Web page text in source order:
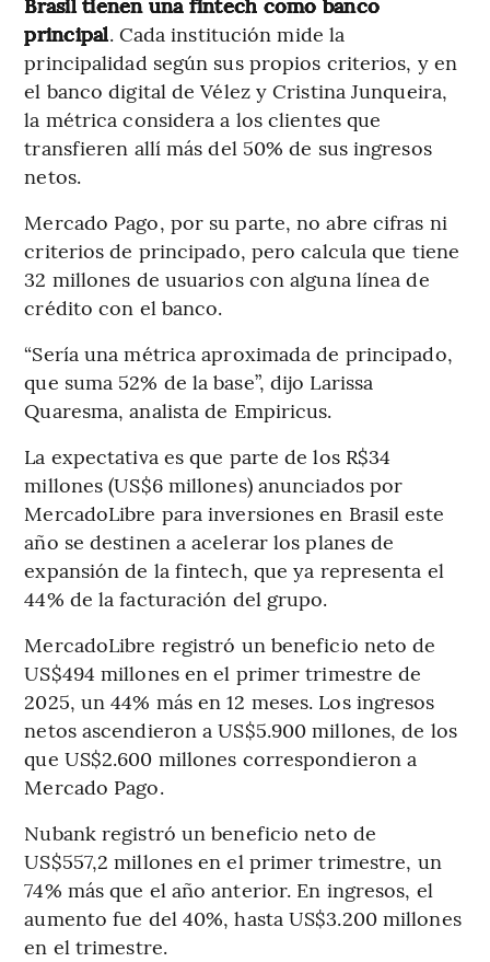
principal. Cada institución mide la
principalidad según sus propios criterios, y en
el banco digital de Vélez y Cristina Junqueira,
la métrica considera a los clientes que
transfieren allí más del 50% de sus ingresos
netos.
Mercado Pago, por su parte, no abre cifras ni
criterios de principado, pero calcula que tiene
32 millones de usuarios con alguna línea de
crédito con el banco.
“Sería una métrica aproximada de principado,
que suma 52% de la base”, dijo Larissa
Quaresma, analista de Empiricus.
La expectativa es que parte de los R$34
millones (US$6 millones) anunciados por
MercadoLibre para inversiones en Brasil este
año se destinen a acelerar los planes de
expansión de la fintech, que ya representa el
44% de la facturación del grupo.
MercadoLibre registró un beneficio neto de
US$494 millones en el primer trimestre de
2025, un 44% más en 12 meses. Los ingresos
netos ascendieron a US$5.900 millones, de los
que US$2.600 millones correspondieron a
Mercado Pago.
Nubank registró un beneficio neto de
US$557,2 millones en el primer trimestre, un
74% más que el año anterior. En ingresos, el
aumento fue del 40%, hasta US$3.200 millones
en el trimestre.